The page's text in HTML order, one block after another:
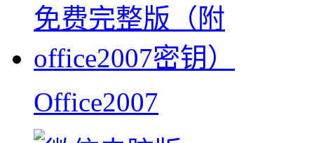
Office2007